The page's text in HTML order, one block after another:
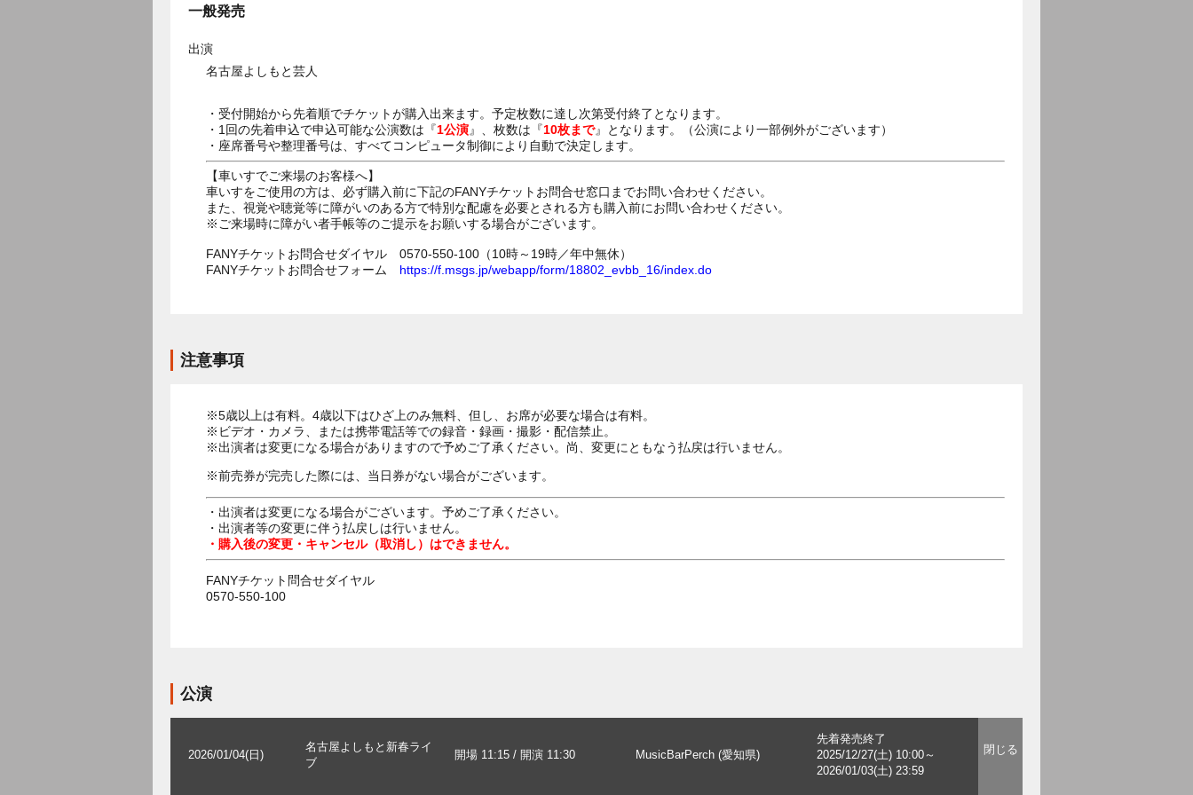
一般発売
出演
名古屋よしもと芸人
・受付開始から先着順でチケットが購入出来ます。予定枚数に達し次第受付終了となります。
・1回の先着申込で申込可能な公演数は『1公演』、枚数は『10枚まで』となります。（公演により一部例外がございます）
・座席番号や整理番号は、すべてコンピュータ制御により自動で決定します。
【車いすでご来場のお客様へ】
車いすをご使用の方は、必ず購入前に下記のFANYチケットお問合せ窓口までお問い合わせください。
また、視覚や聴覚等に障がいのある方で特別な配慮を必要とされる方も購入前にお問い合わせください。
※ご来場時に障がい者手帳等のご提示をお願いする場合がございます。
FANYチケットお問合せダイヤル 0570-550-100（10時～19時／年中無休）
FANYチケットお問合せフォーム https://f.msgs.jp/webapp/form/18802_evbb_16/index.do
注意事項
※5歳以上は有料。4歳以下はひざ上のみ無料、但し、お席が必要な場合は有料。
※ビデオ・カメラ、または携帯電話等での録音・録画・撮影・配信禁止。
※出演者は変更になる場合がありますので予めご了承ください。尚、変更にともなう払戻は行いません。
※前売券が完売した際には、当日券がない場合がございます。
・出演者は変更になる場合がございます。予めご了承ください。
・出演者等の変更に伴う払戻しは行いません。
・購入後の変更・キャンセル（取消し）はできません。
FANYチケット問合せダイヤル
0570-550-100
公演
2026/01/04(日)
名古屋よしもと新春ライ
ブ
開場 11:15 / 開演 11:30 MusicBarPerch (愛知県)
先着発売終了
2025/12/27(土) 10:00～
2026/01/03(土) 23:59